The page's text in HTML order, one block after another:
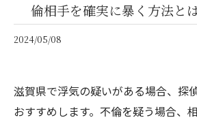
倫相手を確実に暴く方法と
2024/05/08
滋賀県で浮気の疑いがある場合、探
おすすめします。不倫を疑う場合、